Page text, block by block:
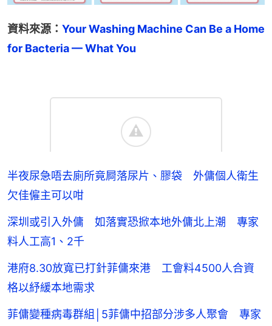
資料來源： Your Washing Machine Can Be a Home
for Bacteria — What You
半夜尿急唔去廁所竟屙落尿片、膠袋 外傭個人衛生
欠佳僱主可以咁
深圳或引入外傭 如落實恐掀本地外傭北上潮 專家
料人工高1、2千
港府8.30放寬已打針菲傭來港 工會料4500人合資
格以紓緩本地需求
菲傭變種病毒群組│5菲傭中招部分涉多人聚會 專家